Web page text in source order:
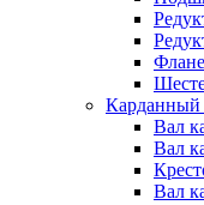
Карданный
Вал
Вал
Вал